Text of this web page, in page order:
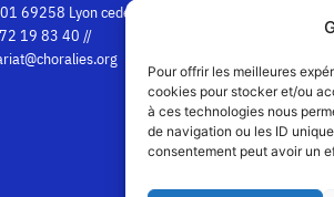
Pour offrir les meilleures
cookies pour stocker et/ou
à ces technologies nous
de navigation ou les ID
consentement peut avoir un
69258 Lyon cedex 09
19 83 40 //